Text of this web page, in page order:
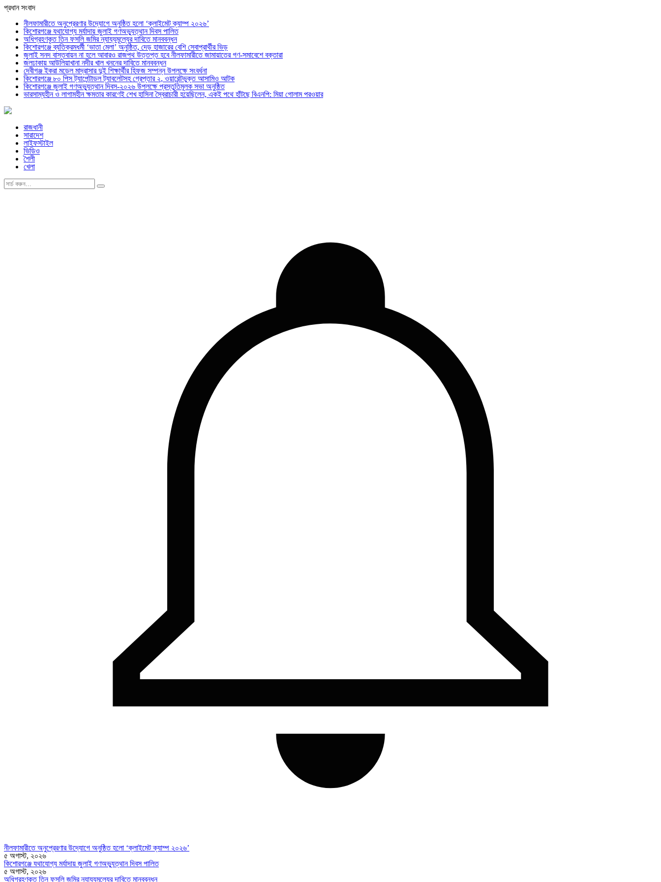
প্রধান সংবাদ
নীলফামারীতে অনুপ্রেরণার উদ্যোগে অনুষ্ঠিত হলো ‘ক্লাইমেট ক্যাম্প ২০২৬’
কিশোরগঞ্জে যথাযোগ্য মর্যাদায় জুলাই গণঅভ্যুত্থান দিবস পালিত
অধিগ্রহণকৃত তিন ফসলি জমির ন্যায্যমূল্যের দাবিতে মানববন্ধন
কিশোরগঞ্জে ব্যতিক্রমধর্মী ‘ভাতা মেলা’ অনুষ্ঠিত, দেড় হাজারের বেশি সেবাপ্রার্থীর ভিড়
জুলাই সনদ বাস্তবায়ন না হলে আবারও রাজপথ উত্তপ্ত হবে নীলফামারীতে জামায়াতের গণ-সমাবেশে বক্তারা
জলঢাকায় আউলিয়াখানা নদীর খাল খননের দাবিতে মানববন্ধন
দেবীগঞ্জ ইকরা মডেল মাদ্রাসার দুই শিক্ষার্থীর হিফজ সম্পন্ন উপলক্ষে সংবর্ধনা
কিশোরগঞ্জে ৮০ পিস ট্যাপেন্টাডল ট্যাবলেটসহ গ্রেপ্তার ২, ওয়ারেন্টভুক্ত আসামিও আটক
কিশোরগঞ্জে জুলাই গণঅভ্যুত্থান দিবস-২০২৬ উপলক্ষে প্রস্তুতিমূলক সভা অনুষ্ঠিত
ভারসাম্যহীন ও লাগামহীন ক্ষমতার কারণেই শেখ হাসিনা স্বৈরাচারী হয়েছিলেন, একই পথে হাঁটছে বিএনপি: মিয়া গোলাম পরওয়ার
রাজধানী
সারাদেশ
লাইফস্টাইল
ভিডিও
শৈলী
খেলা
নীলফামারীতে অনুপ্রেরণার উদ্যোগে অনুষ্ঠিত হলো ‘ক্লাইমেট ক্যাম্প ২০২৬’
৫ অগাস্ট, ২০২৬
কিশোরগঞ্জে যথাযোগ্য মর্যাদায় জুলাই গণঅভ্যুত্থান দিবস পালিত
৫ অগাস্ট, ২০২৬
অধিগ্রহণকৃত তিন ফসলি জমির ন্যায্যমূল্যের দাবিতে মানববন্ধন